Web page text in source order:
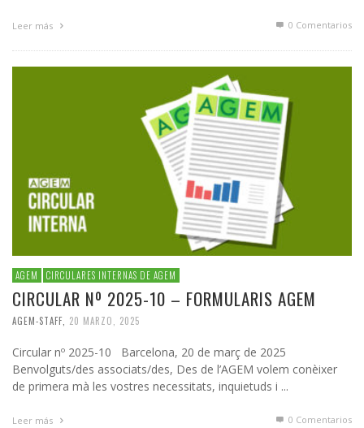
Leer más 0 Comentarios
AGEM CIRCULARES INTERNAS DE AGEM
CIRCULAR Nº 2025-10 – FORMULARIS AGEM
AGEM-STAFF 20 MARZO, 2025
Circular nº 2025-10 Barcelona, 20 de març de 2025
Benvolguts/des associats/des, Des de l’AGEM volem conèixer
de primera mà les vostres necessitats, inquietuds i ...
Leer más 0 Comentarios